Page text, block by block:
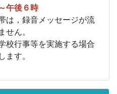
午後６時
，録音メッセージが流
せん。
行事等を実施する場合
ます。